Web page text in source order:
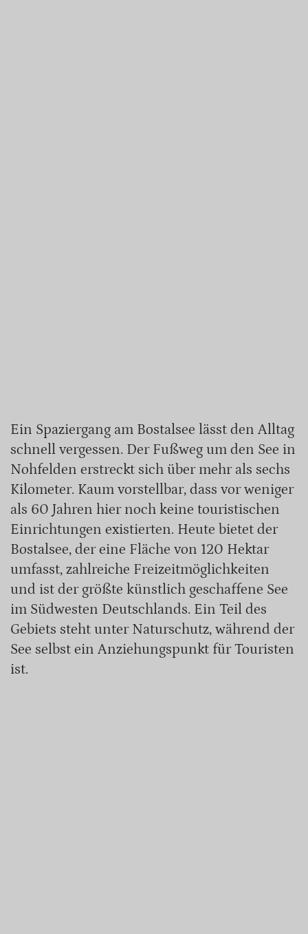
Ein Spaziergang am Bostalsee lässt den Alltag
schnell vergessen. Der Fußweg um den See in
Nohfelden erstreckt sich über mehr als sechs
Kilometer. Kaum vorstellbar, dass vor weniger
als 60 Jahren hier noch keine touristischen
Einrichtungen existierten. Heute bietet der
Bostalsee, der eine Fläche von 120 Hektar
umfasst, zahlreiche Freizeitmöglichkeiten
und ist der größte künstlich geschaffene See
im Südwesten Deutschlands. Ein Teil des
Gebiets steht unter Naturschutz, während der
See selbst ein Anziehungspunkt für Touristen
ist.